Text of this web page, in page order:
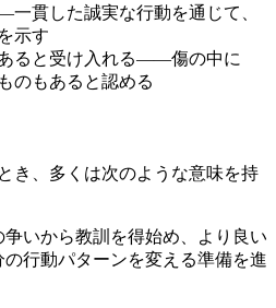
貫した誠実な行動を通じて、
示す
ると受け入れる——傷の中に
のもあると認める
き、多くは次のような意味を持
いから教訓を得始め、より良い
行動パターンを変える準備を進